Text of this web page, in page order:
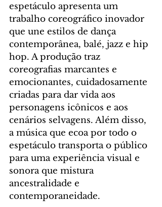
espetáculo apresenta um
trabalho coreográfico inovador
que une estilos de dança
contemporânea, balé, jazz e hip
hop. A produção traz
coreografias marcantes e
emocionantes, cuidadosamente
criadas para dar vida aos
personagens icônicos e aos
cenários selvagens. Além disso,
a música que ecoa por todo o
espetáculo transporta o público
para uma experiência visual e
sonora que mistura
ancestralidade e
contemporaneidade.